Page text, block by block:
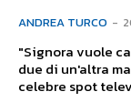
ANDREA TURCO -
"Signora vuole
due di un'altra
celebre spot